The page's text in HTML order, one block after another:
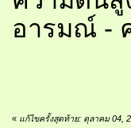
อารมณ์ -
« แก้ไขครั้งสุดท้าย: ตุลาคม 04,